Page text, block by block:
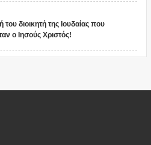
διοικητή της Ιουδαίας που
ο Ιησούς Χριστός!